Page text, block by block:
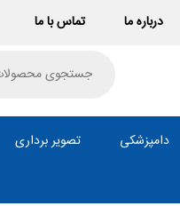
درباره ما تماس با ما
search
دامپزشکی تصویر برداری